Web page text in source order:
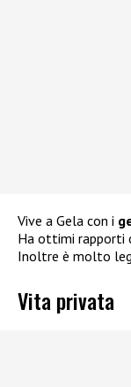
Vive a Gela con i
Ha ottimi rapporti
Inoltre è molto
Vita privata